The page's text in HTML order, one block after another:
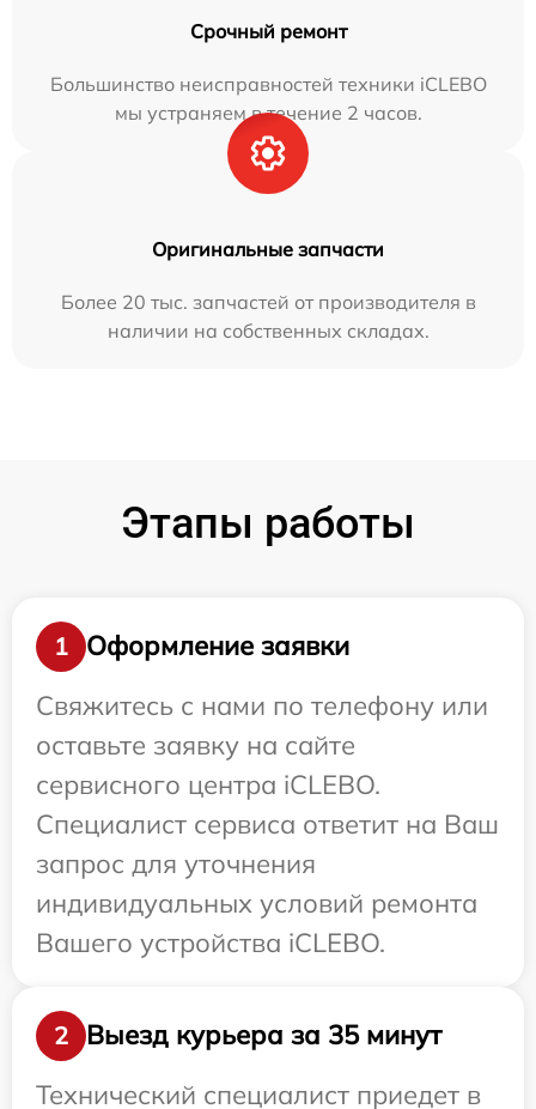
Срочный ремонт
Большинство неисправностей техники iCLEBO
мы устраняем в течение 2 часов.
Оригинальные запчасти
Более 20 тыс. запчастей от производителя в
наличии на собственных складах.
Этапы работы
1
Оформление заявки
Свяжитесь с нами по телефону или
оставьте заявку на сайте
сервисного центра iCLEBO.
Специалист сервиса ответит на Ваш
запрос для уточнения
индивидуальных условий ремонта
Вашего устройства iCLEBO.
2
Выезд курьера за 35 минут
Технический специалист приедет в